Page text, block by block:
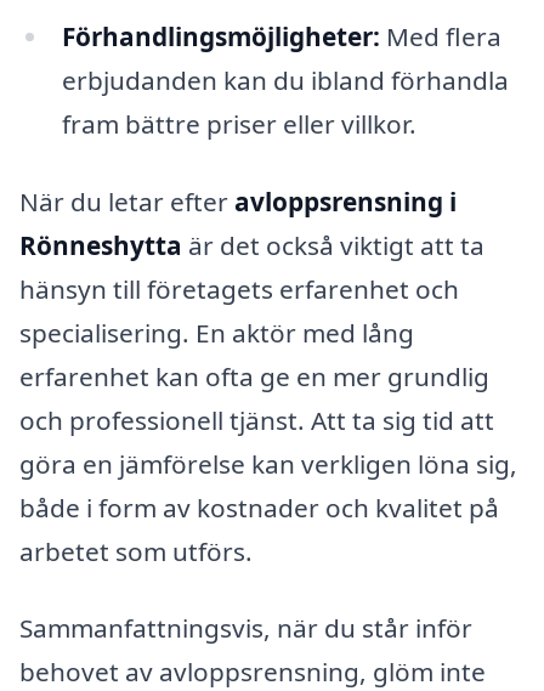
Förhandlingsmöjligheter: Med flera
erbjudanden kan du ibland förhandla
fram bättre priser eller villkor.
När du letar efter avloppsrensning i
Rönneshytta är det också viktigt att ta
hänsyn till företagets erfarenhet och
specialisering. En aktör med lång
erfarenhet kan ofta ge en mer grundlig
och professionell tjänst. Att ta sig tid att
göra en jämförelse kan verkligen löna sig,
både i form av kostnader och kvalitet på
arbetet som utförs.
Sammanfattningsvis, när du står inför
behovet av avloppsrensning, glöm inte